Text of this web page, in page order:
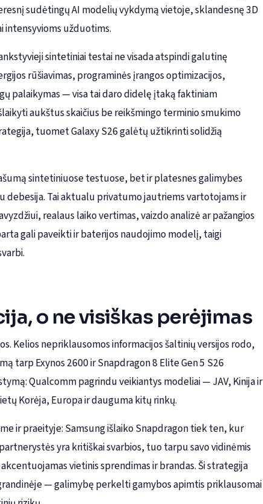
sudėtingų AI modelių vykdymą vietoje, sklandesnę 3D
intensyvioms užduotims.
sintetiniai testai ne visada atspindi galutinę
rūšiavimas, programinės įrangos optimizacijos,
palaikymas — visa tai daro didelę įtaką faktiniam
aukštus skaičius be reikšmingo terminio smukimo
tuomet Galaxy S26 galėtų užtikrinti solidžią
sintetiniuose testuose, bet ir platesnes galimybes
debesija. Tai aktualu privatumo jautriems vartotojams ir
realaus laiko vertimas, vaizdo analizė ar pažangios
gali paveikti ir baterijos naudojimo modelį, taigi
o ne visiškas perėjimas
Kelios nepriklausomos informacijos šaltinių versijos rodo,
tarp Exynos 2600 ir Snapdragon 8 Elite Gen 5 S26
Qualcomm pagrindu veikiantys modeliai — JAV, Kinija ir
Korėja, Europa ir dauguma kitų rinkų.
ir praeityje: Samsung išlaiko Snapdragon tiek ten, kur
yra kritiškai svarbios, tuo tarpu savo vidinėmis
vietinis sprendimas ir brandas. Ši strategija
— galimybę perkelti gamybos apimtis priklausomai